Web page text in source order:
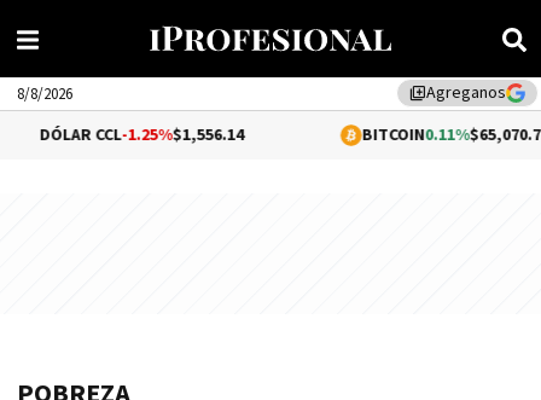
library_addAgreganos
8/8/2026
CCL-1.25%$1,556.14 BITCOIN0.11%$65,070.78